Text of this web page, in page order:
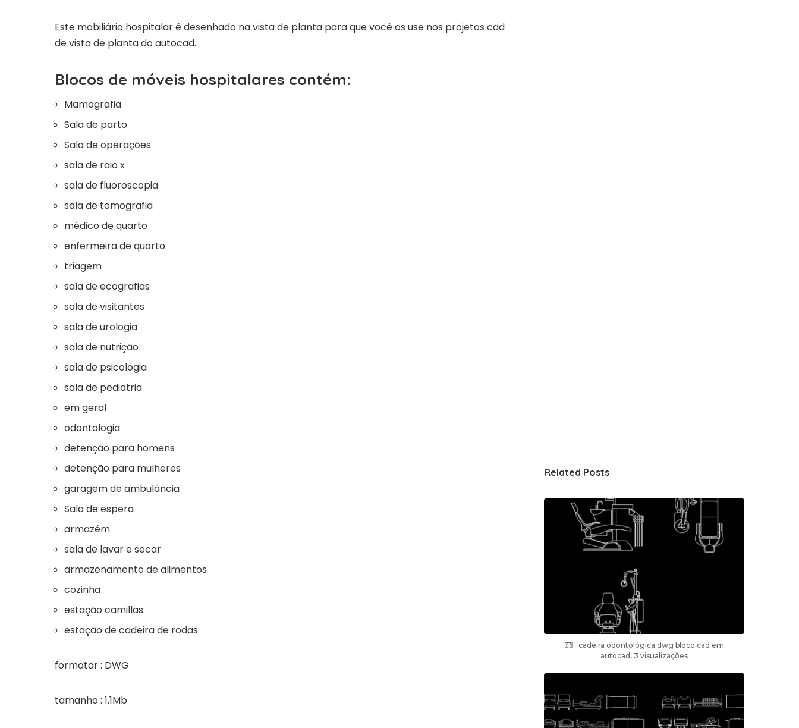
Este mobiliário hospitalar é desenhado na vista de planta para que você os use nos projetos cad
de vista de planta do autocad.
Blocos de móveis hospitalares contém:
Mamografia
Sala de parto
Sala de operações
sala de raio x
sala de fluoroscopia
sala de tomografia
médico de quarto
enfermeira de quarto
triagem
sala de ecografias
sala de visitantes
sala de urologia
sala de nutrição
sala de psicologia
sala de pediatria
em geral
odontologia
detenção para homens
detenção para mulheres
garagem de ambulância
Sala de espera
armazém
sala de lavar e secar
armazenamento de alimentos
cozinha
estação camillas
estação de cadeira de rodas
formatar : DWG
tamanho : 1.1Mb
Related Posts
cadeira odontológica dwg bloco cad em
autocad, 3 visualizações